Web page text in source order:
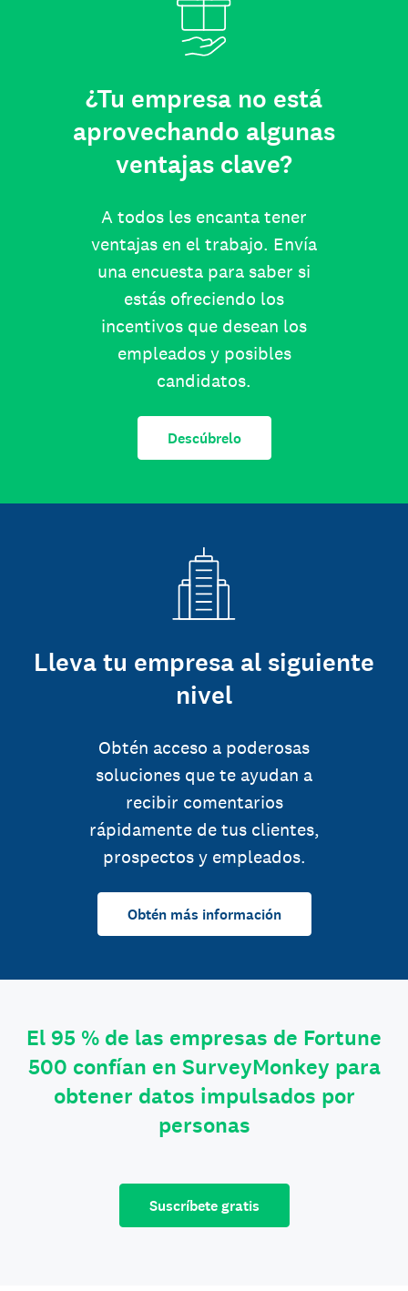
¿Tu empresa no está
aprovechando algunas
ventajas clave?
A todos les encanta tener
ventajas en el trabajo. Envía
una encuesta para saber si
estás ofreciendo los
incentivos que desean los
empleados y posibles
candidatos.
Descúbrelo
Lleva tu empresa al siguiente
nivel
Obtén acceso a poderosas
soluciones que te ayudan a
recibir comentarios
rápidamente de tus clientes,
prospectos y empleados.
Obtén más información
El 95 % de las empresas de Fortune
500 confían en SurveyMonkey para
obtener datos impulsados por
personas
Suscríbete gratis